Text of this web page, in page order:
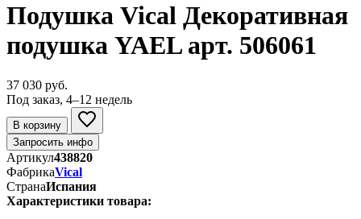
Подушка Vical Декоративная
подушка YAEL арт. 506061
37 030 руб.
Под заказ, 4–12 недель
В корзину
Запросить инфо
Артикул438820
ФабрикаVical
СтранаИспания
Характеристики товара: